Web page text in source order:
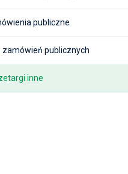
publiczne
zamówień publicznych
inne